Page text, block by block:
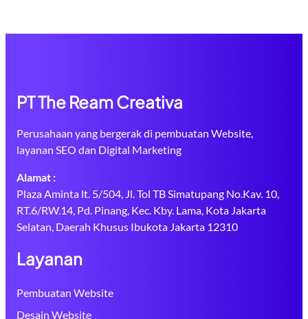
PT The Ream Creativa
Perusahaan yang bergerak di pembuatan Website,
layanan SEO dan Digital Marketing
Alamat :
Plaza Aminta lt. 5/504, Jl. Tol TB Simatupang No.Kav. 10,
RT.6/RW.14, Pd. Pinang, Kec. Kby. Lama, Kota Jakarta
Selatan, Daerah Khusus Ibukota Jakarta 12310
Layanan
Pembuatan Website
Desain Website